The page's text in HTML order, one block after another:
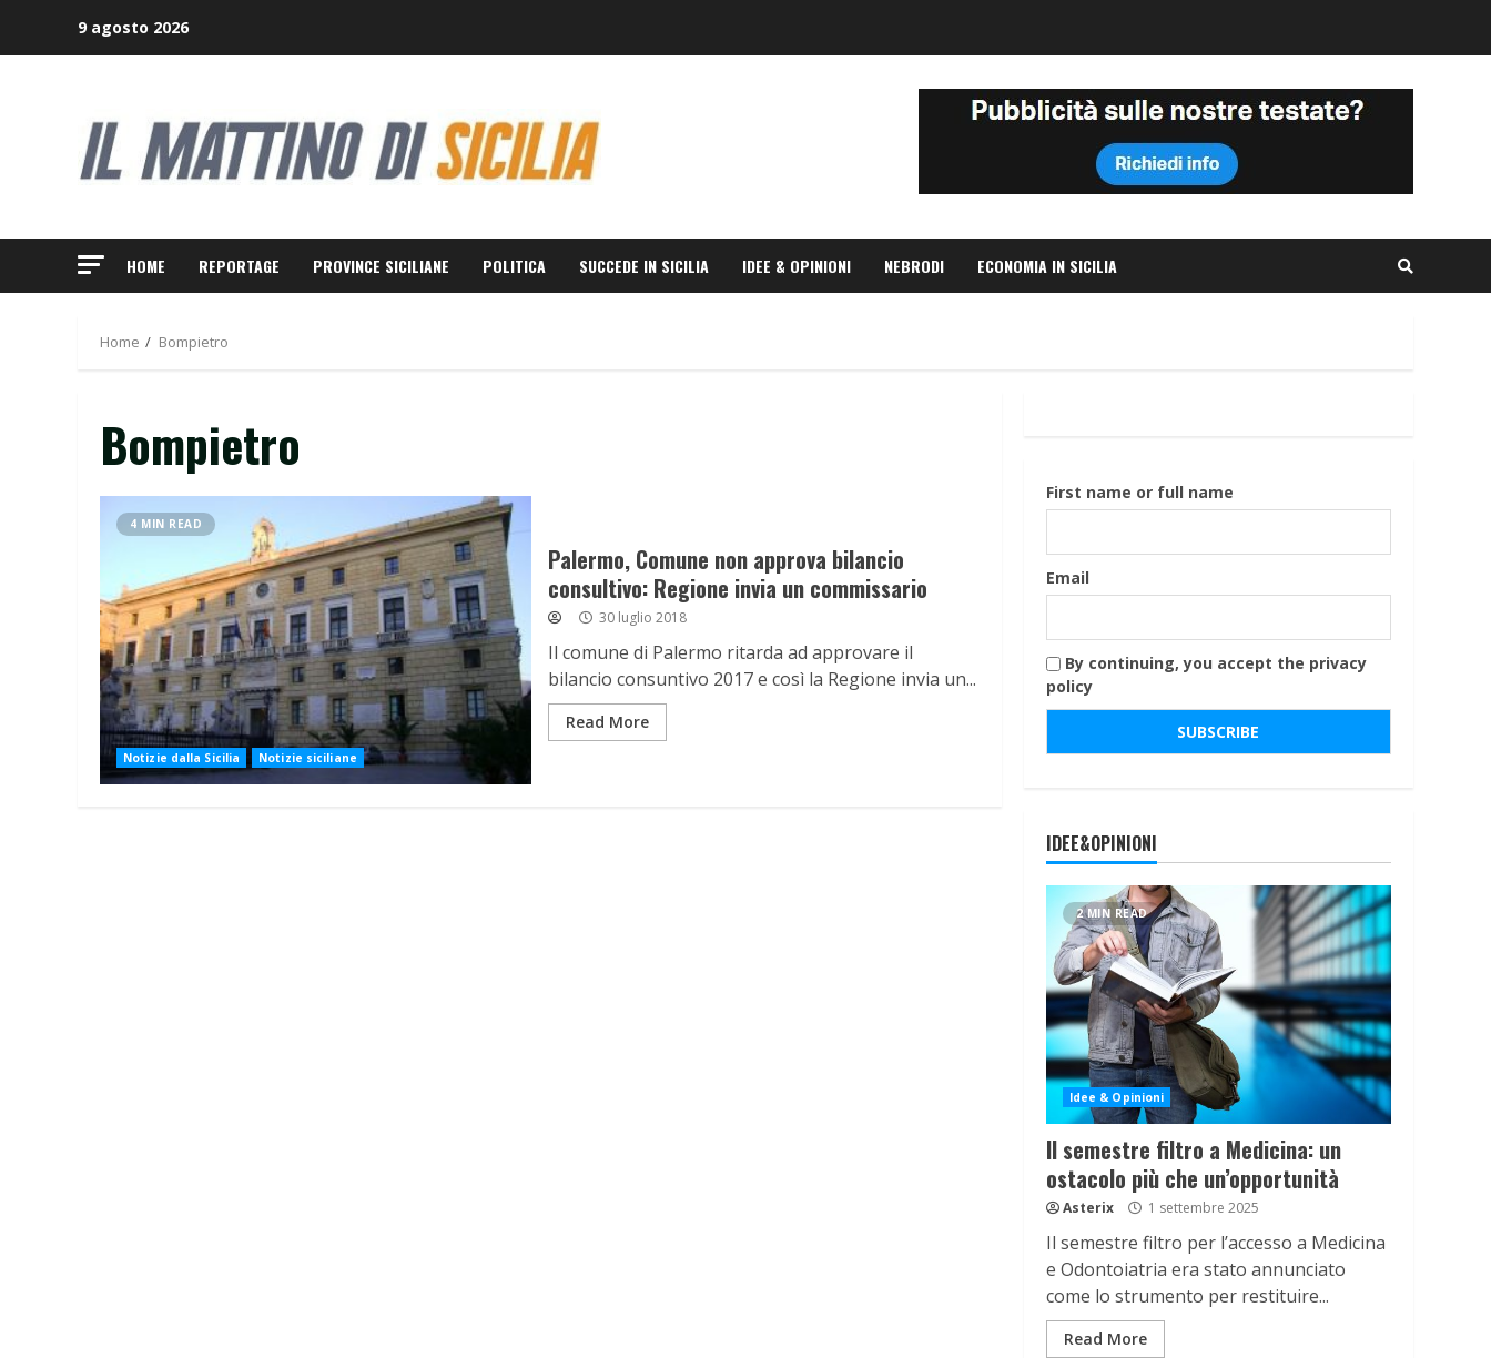
9 agosto 2026
HOME REPORTAGE PROVINCE SICILIANE POLITICA SUCCEDE IN SICILIA IDEE & OPINIONI NEBRODI ECONOMIA IN SICILIA
Home Bompietro
Bompietro
4 MIN READ
Notizie dalla Sicilia Notizie siciliane
Palermo, Comune non approva bilancio
consultivo: Regione invia un commissario
30 luglio 2018
Il comune di Palermo ritarda ad approvare il
bilancio consuntivo 2017 e così la Regione invia un...
Read More
First name or full name
Email
By continuing, you accept the privacy
policy
IDEE&OPINIONI
2 MIN READ
Idee & Opinioni
Il semestre filtro a Medicina: un
ostacolo più che un’opportunità
Asterix 1 settembre 2025
Il semestre filtro per l’accesso a Medicina
e Odontoiatria era stato annunciato
come lo strumento per restituire...
Read More